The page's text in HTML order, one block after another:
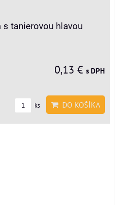
tanierovou hlavou
0,13 € s DPH
ks DO KOŠÍKA